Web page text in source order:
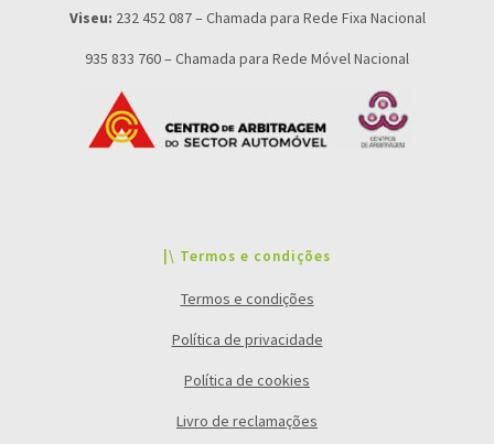
Viseu: 232 452 087 – Chamada para Rede Fixa Nacional
935 833 760 – Chamada para Rede Móvel Nacional
|\ Termos e condições
Termos e condições
Política de privacidade
Política de cookies
Livro de reclamações